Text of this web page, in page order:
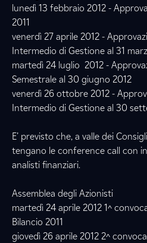
lunedì 13 febbraio 2012 -
2011
venerdì 27 aprile 2012 -
Intermedio di Gestione al 31
martedì 24 luglio 2012 -
Semestrale al 30 giugno 2012
venerdì 26 ottobre 2012 -
Intermedio di Gestione al 30
E’ previsto che, a valle dei
tengano le conference call con
analisti finanziari.
Assemblea degli Azionisti
martedì 24 aprile 2012 1^
Bilancio 2011
giovedì 26 aprile 2012 2^